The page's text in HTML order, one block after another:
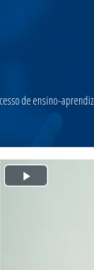
de ensino-
Play